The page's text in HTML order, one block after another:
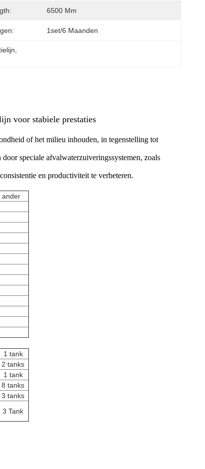
6500 Mm
1set/6 Maanden
voor stabiele prestaties
of het milieu inhouden, in tegenstelling tot
speciale afvalwaterzuiveringssystemen, zoals
en productiviteit te verbeteren.
ander
1 tank
2 tanks
1 tank
8 tanks
3 tanks
3 Tank